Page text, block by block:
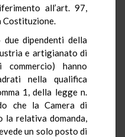
all’art. 97,
Costituzione.
dipendenti della
e artigianato di
hanno
nella qualifica
1, della legge n.
che la Camera di
la relativa domanda,
un solo posto di